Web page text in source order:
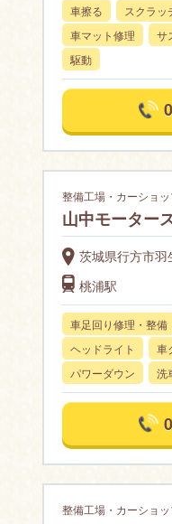
車擦る スクラッ
車マット修理
サ
駆動
整備工場・カーショ
山中モーター
茨城県行方市羽
桃浦駅
車足回り修理・整備
ヘッドライト
車
パワーダウン
洗
整備工場・カーショ